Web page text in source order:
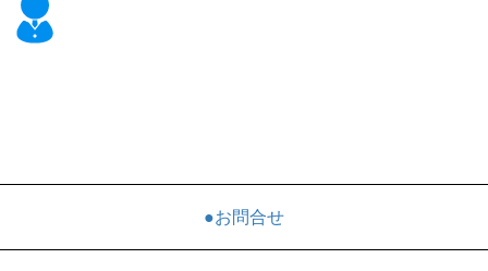
●お問合せ